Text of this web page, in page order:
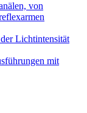
von
Lichtintensität
mit